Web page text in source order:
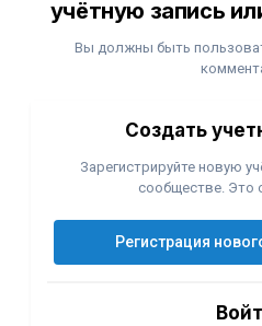
учётную запись
Вы должны быть
Создать
Зарегистрируйте новую
сообществе. Это
Регистрация